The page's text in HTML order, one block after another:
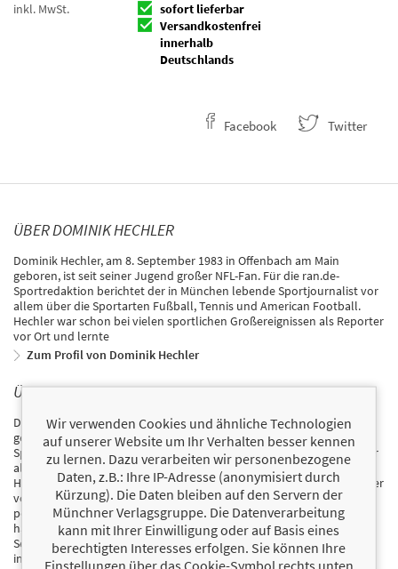
inkl. MwSt.
sofort lieferbar
Versandkostenfrei
innerhalb
Deutschlands
Facebook Twitter
ÜBER DOMINIK HECHLER
Dominik Hechler, am 8. September 1983 in Offenbach am Main
geboren, ist seit seiner Jugend großer NFL-Fan. Für die ran.de-
Sportredaktion berichtet der in München lebende Sportjournalist vor
allem über die Sportarten Fußball, Tennis und American Football.
Hechler war schon bei vielen sportlichen Großereignissen als Reporter
vor Ort und lernte
Zum Profil von Dominik Hechler
ÜBER SEBASTIAN VOLLMER
Dominik Hechler, am 8. September 1983 in Offenbach am Main
geboren, ist seit seiner Jugend großer NFL-Fan. Für die ran.de-
Sportredaktion berichtet der in München lebende Sportjournalist vor
allem über die Sportarten Fußball, Tennis und American Football.
Hechler war schon bei vielen sportlichen Großereignissen als Reporter
vor Ort und lernte Sebastian Vollmer bei einem NFL-Spiel in London
persönlich kennen. Für diese Autobiografie haben sich beide noch
häufig für ausführliche Gespräche getroffen und Hechler ist sogar zu
Sebastian Vollmer in die USA geflogen, um den „German Champion“
in seiner gewohnten Umgebung zu erleben.
Wir verwenden Cookies und ähnliche Technologien
auf unserer Website um Ihr Verhalten besser kennen
zu lernen. Dazu verarbeiten wir personenbezogene
Daten, z.B.: Ihre IP-Adresse (anonymisiert durch
Kürzung). Die Daten bleiben auf den Servern der
Münchner Verlagsgruppe. Die Datenverarbeitung
kann mit Ihrer Einwilligung oder auf Basis eines
berechtigten Interesses erfolgen. Sie können Ihre
Einstellungen über das Cookie-Symbol rechts unten